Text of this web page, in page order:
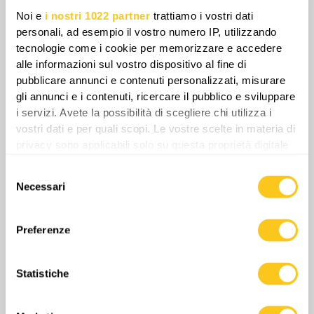
Noi e i nostri 1022 partner trattiamo i vostri dati
personali, ad esempio il vostro numero IP, utilizzando
tecnologie come i cookie per memorizzare e accedere
alle informazioni sul vostro dispositivo al fine di
pubblicare annunci e contenuti personalizzati, misurare
gli annunci e i contenuti, ricercare il pubblico e sviluppare
i servizi. Avete la possibilità di scegliere chi utilizza i
vostri dati e per quali scopi. Le vostre scelte in materia di
privacy sono applicabili solo su questa proprietà digitale
modificare o revocare il proprio consenso in qualsiasi
momento dalla Dichiarazione sui cookie o facendo clic
geografica, con un'approssimazione di qualche
Identificare il tuo dispositivo, scansionandolo
delNecessari
Preferenze
Statistiche
Le segnalazioni di mine sganciate vicino a
deliberato di esercitare pressione proprio
dove la mobilità è più cruciale. Nelle retrovie,
veloci, costringendo gli ucraini a utilizzare
il movimento della logistica generale.